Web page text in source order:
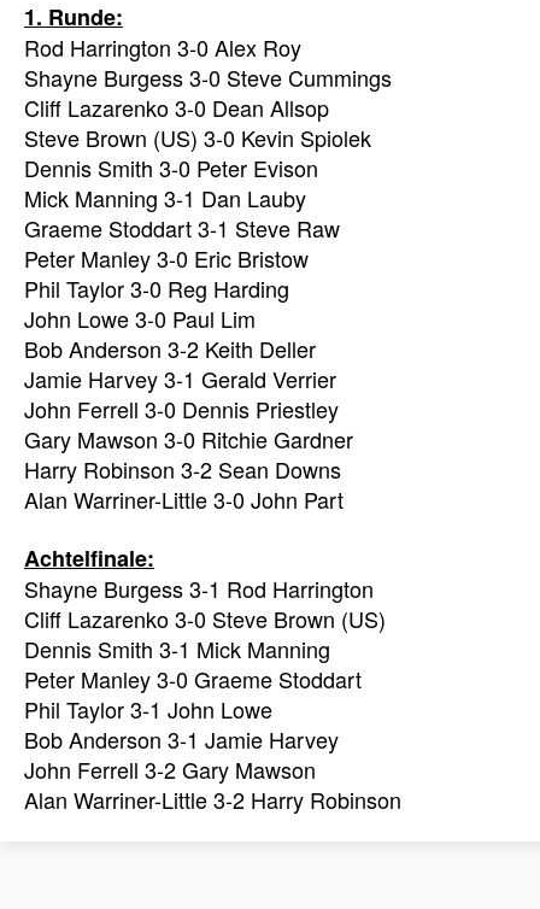
1. Runde:
Rod Harrington 3-0 Alex Roy
Shayne Burgess 3-0 Steve Cummings
Cliff Lazarenko 3-0 Dean Allsop
Steve Brown (US) 3-0 Kevin Spiolek
Dennis Smith 3-0 Peter Evison
Mick Manning 3-1 Dan Lauby
Graeme Stoddart 3-1 Steve Raw
Peter Manley 3-0 Eric Bristow
Phil Taylor 3-0 Reg Harding
John Lowe 3-0 Paul Lim
Bob Anderson 3-2 Keith Deller
Jamie Harvey 3-1 Gerald Verrier
John Ferrell 3-0 Dennis Priestley
Gary Mawson 3-0 Ritchie Gardner
Harry Robinson 3-2 Sean Downs
Alan Warriner-Little 3-0 John Part
Achtelfinale:
Shayne Burgess 3-1 Rod Harrington
Cliff Lazarenko 3-0 Steve Brown (US)
Dennis Smith 3-1 Mick Manning
Peter Manley 3-0 Graeme Stoddart
Phil Taylor 3-1 John Lowe
Bob Anderson 3-1 Jamie Harvey
John Ferrell 3-2 Gary Mawson
Alan Warriner-Little 3-2 Harry Robinson